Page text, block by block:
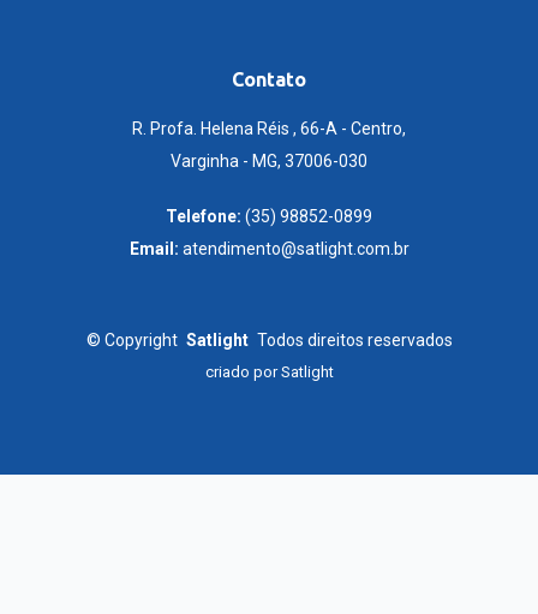
Contato
R. Profa. Helena Réis , 66-A - Centro,
Varginha - MG, 37006-030
Telefone: (35) 98852-0899
Email: atendimento@satlight.com.br
© Copyright Satlight Todos direitos reservados
criado porSatlight